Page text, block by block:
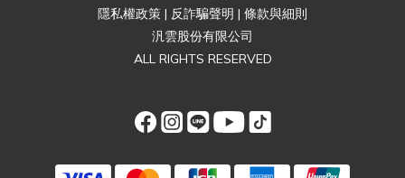
隱私權政策 | 反詐騙聲明 | 條款與細則
汎雲股份有限公司
ALL RIGHTS RESERVED